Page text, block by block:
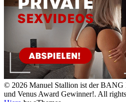
© 2026 Manuel Stallion ist der BANG
und Venus Award Gewinner!. All